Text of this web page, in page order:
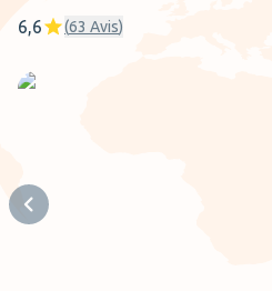
6,6 (63 Avis)
Previous slide